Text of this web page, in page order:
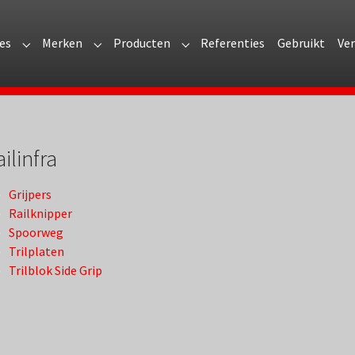
"Over Arvi"
Submenu for "Branches"
Merken Submenu for "Merken"
Producten Submenu for "Producten"
Referenties Gebruikt
Grijpers
Railknipper
Spoorweg
Trilplaten
Trilblok Side Grip